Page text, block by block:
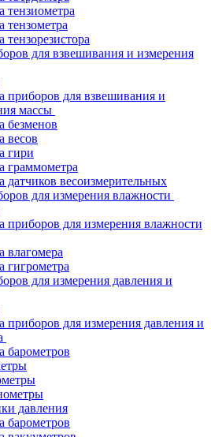
тензиометра
тензометра
тензорезистора
для взвешивания и измерения
приборов для взвешивания и
массы
безменов
весов
гири
граммометра
датчиков весоизмерительных
для измерения влажности
приборов для измерения влажности
влагомера
гигрометра
для измерения давления и
приборов для измерения давления и
барометров
давления
барометров